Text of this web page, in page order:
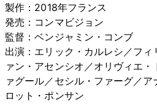
製作：2018年フランス
発売：コンマビジョン
監督：ベンジャミン・コンブ
出演：エリック・カルレシ／フ
ァン・アセンシオ／オリヴィエ
ァグール／セシル・ファーグ／
ロット・ポンサン